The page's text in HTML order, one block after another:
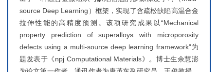
source Deep Learning）框架，实现了含疏松缺陷高温合金
拉伸性能的高精度预测。该项研究成果以“Mechanical
property prediction of superalloys with microporosity
defects using a multi-source deep learning framework”为
题发表于《npj Computational Materials》。博士生余慧澎